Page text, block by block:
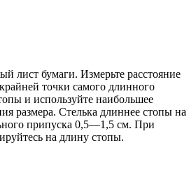
лист бумаги. Измерьте расстояние
точки самого длинного
и используйте наибольшее
размера. Стелька длиннее стопы на
припуска 0,5—1,5 см. При
на длину стопы.